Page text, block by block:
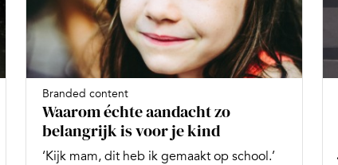
Branded content
Waarom échte aandacht zo
belangrijk is voor je kind
‘Kijk mam, dit heb ik gemaakt op school.’